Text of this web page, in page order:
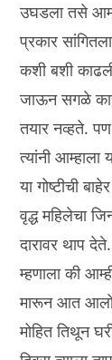
उघडला तसे
प्रकार
कशी बशी
जाऊन सगळे
तयार नव्हते. पण
त्यांनी
या गोष्टीची
वृद्ध महिलेचा
दारावर थाप
म्हणाला की
मारून आत आलो
मोहित तिथून